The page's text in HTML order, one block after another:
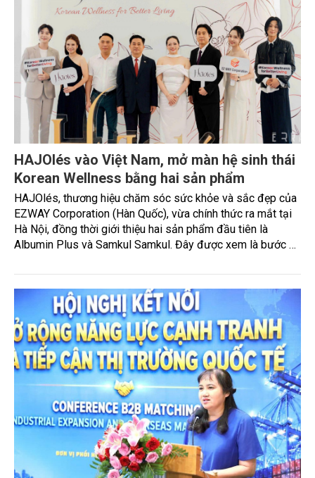
HAJOlés vào Việt Nam, mở màn hệ sinh thái
Korean Wellness bằng hai sản phẩm
HAJOlés, thương hiệu chăm sóc sức khỏe và sắc đẹp của
EZWAY Corporation (Hàn Quốc), vừa chính thức ra mắt tại
Hà Nội, đồng thời giới thiệu hai sản phẩm đầu tiên là
Albumin Plus và Samkul Samkul. Đây được xem là bước đi
Wellness tại Việt Nam, thay vì chỉ tập trung kinh doanh các
sản phẩm chăm sóc sức khỏe riêng lẻ.